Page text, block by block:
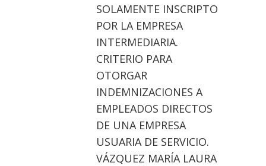
SOLAMENTE INSCRIPTO
POR LA EMPRESA
INTERMEDIARIA.
CRITERIO PARA
OTORGAR
INDEMNIZACIONES A
EMPLEADOS DIRECTOS
DE UNA EMPRESA
USUARIA DE SERVICIO.
VÁZQUEZ MARÍA LAURA